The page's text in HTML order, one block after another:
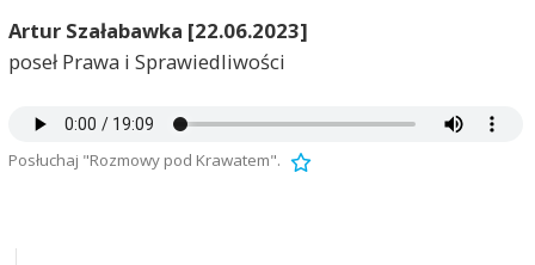
Artur Szałabawka [22.06.2023]
poseł Prawa i Sprawiedliwości
Posłuchaj "Rozmowy pod Krawatem".